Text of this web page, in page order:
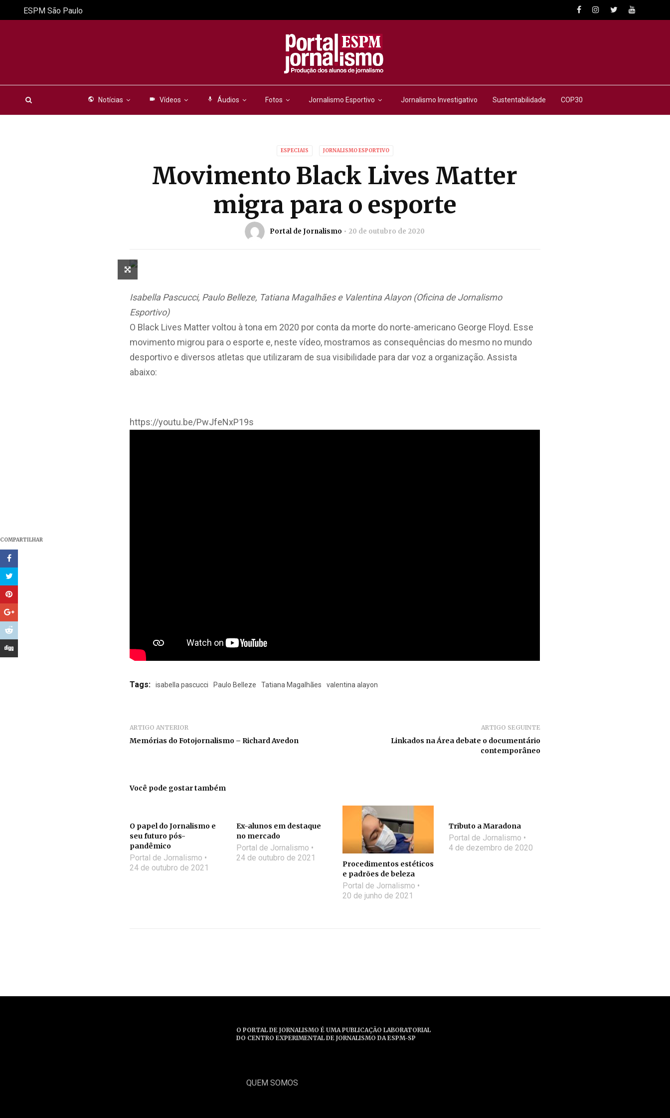
public Notícias videocam Vídeos mic Áudios Fotos Jornalismo Esportivo Jornalismo Investigativo Sustentabilidade COP30
ESPM São Paulo
ESPECIAIS JORNALISMO ESPORTIVO
Movimento Black Lives Matter
migra para o esporte
Portal de Jornalismo 20 de outubro de 2020
COMPARTILHAR
Isabella Pascucci, Paulo Belleze, Tatiana Magalhães e Valentina Alayon (Oficina de Jornalismo
Esportivo)
O Black Lives Matter voltou à tona em 2020 por conta da morte do norte-americano George Floyd. Esse
movimento migrou para o esporte e, neste vídeo, mostramos as consequências do mesmo no mundo
desportivo e diversos atletas que utilizaram de sua visibilidade para dar voz a organização. Assista
abaixo:
https://youtu.be/PwJfeNxP19s
Tags: isabella pascucci Paulo Belleze Tatiana Magalhães valentina alayon
ARTIGO ANTERIOR
Memórias do Fotojornalismo – Richard Avedon
ARTIGO SEGUINTE
Linkados na Área debate o documentário
contemporâneo
Você pode gostar também
O papel do Jornalismo e
seu futuro pós-
pandêmico
Portal de Jornalismo
24 de outubro de 2021
Ex-alunos em destaque
no mercado
Portal de Jornalismo
24 de outubro de 2021
Procedimentos estéticos
e padrões de beleza
Portal de Jornalismo
20 de junho de 2021
Tributo a Maradona
Portal de Jornalismo
4 de dezembro de 2020
O PORTAL DE JORNALISMO É UMA PUBLICAÇÃO LABORATORIAL
DO CENTRO EXPERIMENTAL DE JORNALISMO DA ESPM-SP
QUEM SOMOS